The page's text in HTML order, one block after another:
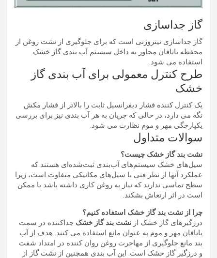
گاز جداسازی
گاز جداسازی نیتروژنی است که برای جلوگیری از نشت روغن از
محفظه یاتاقان مجاور به داخل سیستم آب بندی گاز خشک
استفاده می شود.
طرح کنترل معمولی برای آب بندی گاز
خشک
یک کنترل کننده فشار دیفرانسیل ثابت را بالاتر از فشار مکش
نگه می دارد، در حالی که جریان به هر آب بندی نیز برای بررسی
یکپارچگی مهر و موم نظارت می شود.
سوالات متداول
نشت بند گاز خشک چیست؟
سیل‌های خشک سیستم‌های آب‌بندی ثبت‌شده‌ای هستند که
عملکرد آنها از نظر فنی با سیل‌های مکانیکی متفاوت است، زیرا
سطح تماسی ندارند که نیاز به روغن کاری داشته باشد یا ممکن
است در اثر ارتعاش بشکند.
چرا از نشت بند گاز خشک استفاده کنیم؟
درزگیرهای گاز خشک از نشت بند گاز خشک جداکننده در سمت
یاتاقان مهر و موم به عنوان مانع استفاده می کنند. هدف از آب
بند مانع جلوگیری از مهاجرت روغن روان کننده در امتداد شفت
و درزگیر گاز خشک است. این آب بندی همچنین از نشت گاز از